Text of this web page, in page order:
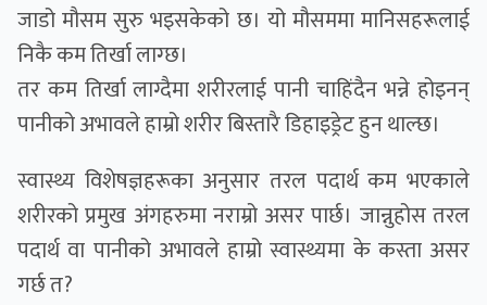
जाडो मौसम सुरु भइसकेको छ। यो मौसममा मानिसहरूलाई
निकै कम तिर्खा लाग्छ।
तर कम तिर्खा लाग्दैमा शरीरलाई पानी चाहिंदैन भन्ने होइनन्
पानीको अभावले हाम्रो शरीर बिस्तारै डिहाइड्रेट हुन थाल्छ।
स्वास्थ्य विशेषज्ञहरूका अनुसार तरल पदार्थ कम भएकाले
शरीरको प्रमुख अंगहरुमा नराम्रो असर पार्छ। जान्नुहोस तरल
पदार्थ वा पानीको अभावले हाम्रो स्वास्थ्यमा के कस्ता असर
गर्छ त?